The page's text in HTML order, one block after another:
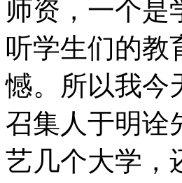
师资，一个是
听学生们的教
憾。所以我今
召集人于明诠
艺几个大学，